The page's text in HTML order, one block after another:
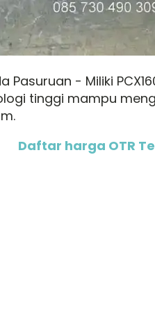
Pasuruan - Miliki
tinggi mampu
Daftar harga OTR